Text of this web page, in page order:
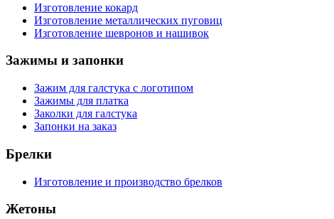
Изготовление кокард
Изготовление металлических пуговиц
Изготовление шевронов и нашивок
Зажимы и запонки
Зажим для галстука с логотипом
Зажимы для платка
Заколки для галстука
Запонки на заказ
Брелки
Изготовление и производство брелков
Жетоны